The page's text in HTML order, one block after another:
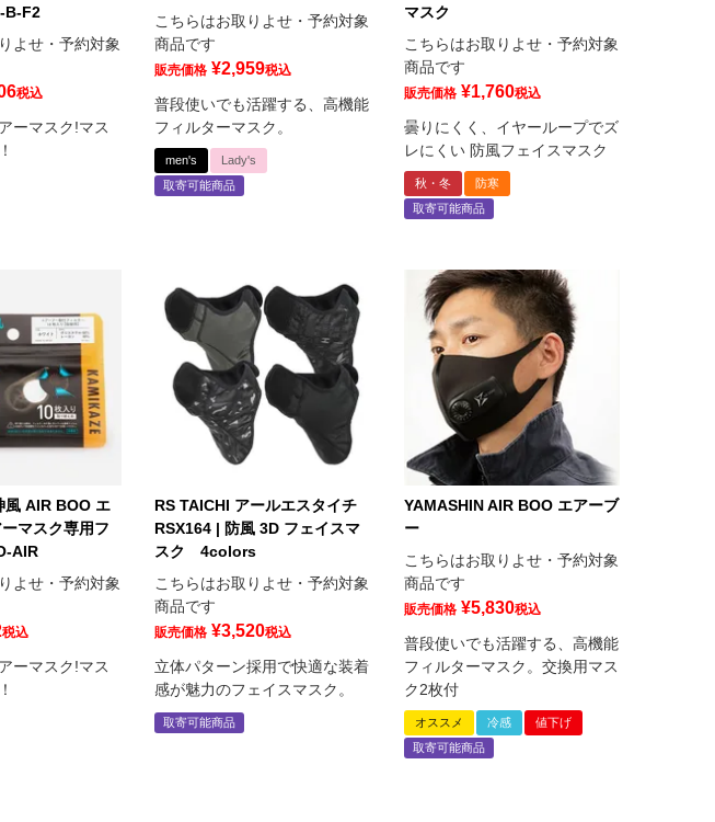
B-F2
よせ・予約対象
税込
ーマスク!マス
こちらはお取りよせ・予約対象
商品です
販売価格 ¥2,959税込
普段使いでも活躍する、高機能
フィルターマスク。
men's
Lady's
取寄可能商品
マスク
こちらはお取りよせ・予約対象
商品です
販売価格 ¥1,760税込
曇りにくく、イヤーループでズ
レにくい 防風フェイスマスク
秋・冬
防寒
取寄可能商品
風 AIR BOO エ
マスク専用フ
AIR
よせ・予約対象
税込
ーマスク!マス
RS TAICHI アールエスタイチ
RSX164 | 防風 3D フェイスマ
スク 4colors
こちらはお取りよせ・予約対象
商品です
販売価格 ¥3,520税込
立体パターン採用で快適な装着
感が魅力のフェイスマスク。
取寄可能商品
YAMASHIN AIR BOO エアーブ
ー
こちらはお取りよせ・予約対象
商品です
販売価格 ¥5,830税込
普段使いでも活躍する、高機能
フィルターマスク。交換用マス
ク2枚付
オススメ 冷感
値下げ
取寄可能商品